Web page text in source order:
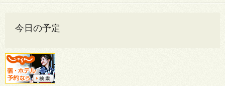
今日の予定